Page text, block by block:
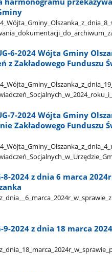
6-2024 Wójta Gminy
z Zakładowego Funduszu
7-2024 Wójta Gminy
Zakładowego Funduszu
8-2024 z dnia 6 marca
9-2024 z dnia 18 marca